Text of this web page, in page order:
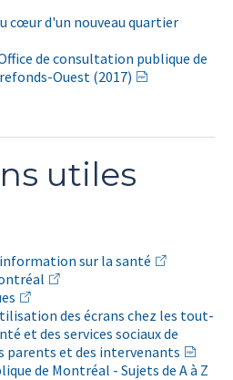
cœur d'un nouveau quartier
de consultation publique de
Ouest (2017)
utiles
sur la santé
des écrans chez les tout-
et des services sociaux de
parents et des intervenants
de Montréal - Sujets de A à Z